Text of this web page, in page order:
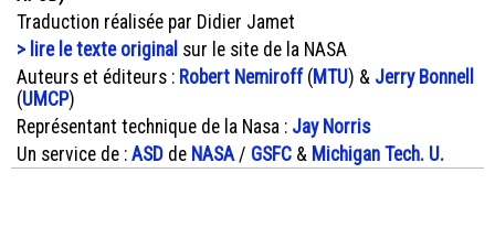
Traduction réalisée par Didier Jamet
> lire le texte original sur le site de la NASA
Auteurs et éditeurs : Robert Nemiroff(MTU) & Jerry Bonnell
(UMCP)
Représentant technique de la Nasa : Jay Norris
Un service de : ASD de NASA / GSFC & Michigan Tech. U.